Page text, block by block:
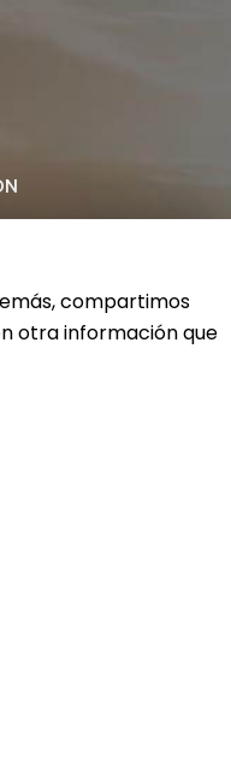
compartimos
otra información que